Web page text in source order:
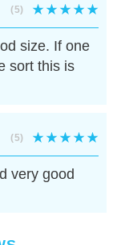
(5)
size. If one
sort this is
(5)
very good